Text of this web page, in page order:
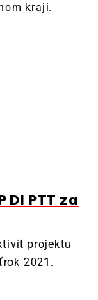
kraji.
PTT za
projektu
2021.